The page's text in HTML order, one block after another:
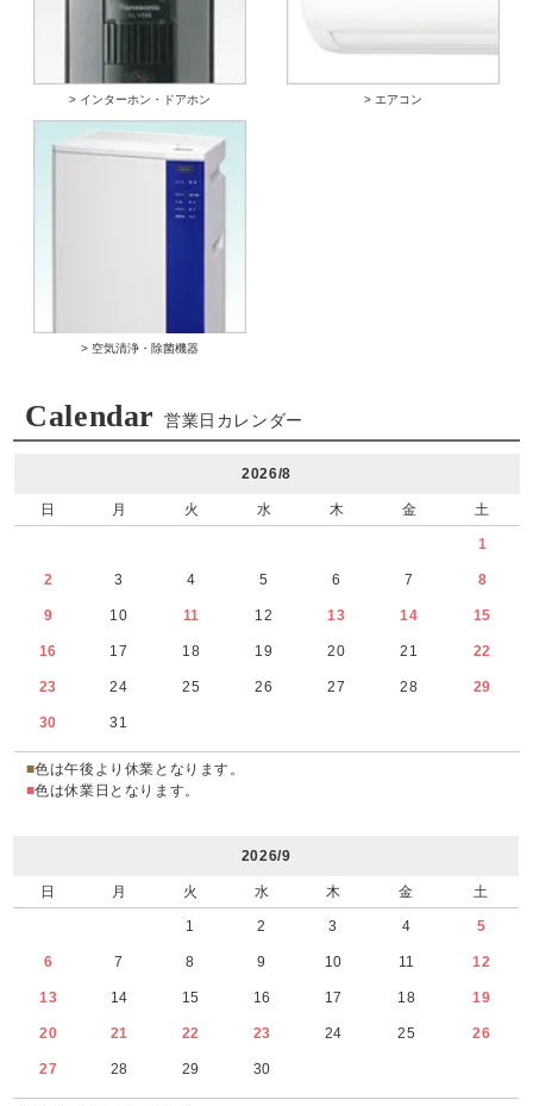
> インターホン・ドアホン > エアコン
> 空気清浄・除菌機器
Calendar 営業日カレンダー
2026/8
日 月 火 水 木 金 土
1
2 3 4 5 6 7 8
9 10 11 12 13 14 15
16 17 18 19 20 21 22
23 24 25 26 27 28 29
30 31
■色は午後より休業となります。
■色は休業日となります。
2026/9
日 月 火 水 木 金 土
1 2 3 4 5
6 7 8 9 10 11 12
13 14 15 16 17 18 19
20 21 22 23 24 25 26
27 28 29 30